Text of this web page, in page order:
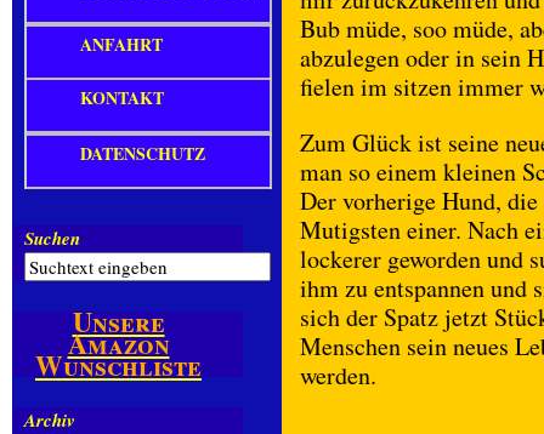
Bub müde, soo müde,
abzulegen oder in sein
fielen im sitzen immer
Zum Glück ist seine
man so einem kleinen
Der vorherige Hund,
Mutigsten einer. Nach
lockerer geworden und
ihm zu entspannen und
sich der Spatz jetzt
Menschen sein neues
werden.
ANFAHRT
KONTAKT
DATENSCHUTZ
Suchen
Unsere
Amazon
Wunschliste
Archiv